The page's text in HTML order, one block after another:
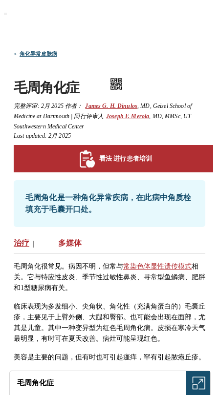
< 角化异常皮肤病
毛周角化症
完整评审: 2月 2025作者： James G. H. Dinulos MD Geisel School of
Medicine at Dartmouth| 同行评审人 Joseph F. Merola MD, MMSc, UT
Southwestern Medical Center
Last updated: 2月 2025
看法 进行患者培训
毛周角化是一种角化异常疾病，在此病中角质栓
填充于毛囊开口处。
治疗 | 多媒体
毛周角化很常见。病因不明，但常与常染色体显性遗传模式相
关。它与特应性皮炎、季节性过敏性鼻炎、寻常型鱼鳞病、肥胖
和1型糖尿病有关。
临床表现为多发细小、尖角状、角化性（充满角蛋白的）毛囊丘
疹，主要见于上臂外侧、大腿和臀部。也可能会出现在面部，尤
其是儿童。其中一种变异型为红色毛周角化病。皮损在寒冷天气
最明显，有时可在夏天改善。病灶可能呈现红色。
美容是主要的问题，但有时也可引起瘙痒，罕有引起脓疱丘疹。
毛周角化症